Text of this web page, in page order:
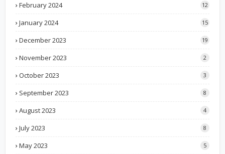
February 2024 12
January 2024 15
December 2023 19
November 2023 2
October 2023 3
September 2023 8
August 2023 4
July 2023 8
May 2023 5